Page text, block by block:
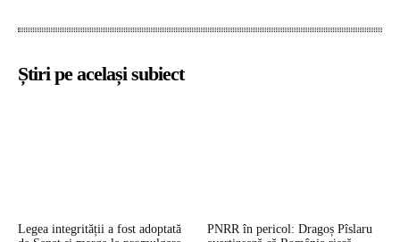
Știri pe același subiect
Legea integrității a fost adoptată
PNRR în pericol: Dragoș Pîslaru